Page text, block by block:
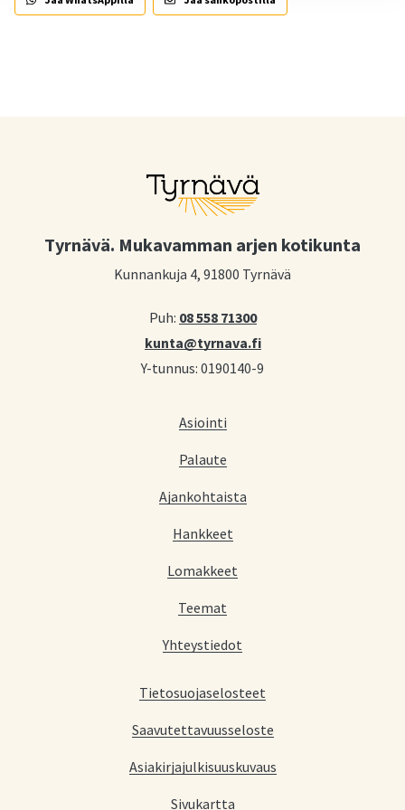
Tyrnävä. Mukavamman arjen kotikunta
Kunnankuja 4, 91800 Tyrnävä
Puh: 08 558 71300
kunta@tyrnava.fi
Y-tunnus: 0190140-9
Asiointi
Palaute
Ajankohtaista
Hankkeet
Lomakkeet
Teemat
Yhteystiedot
Tietosuojaselosteet
Saavutettavuusseloste
Asiakirjajulkisuuskuvaus
Sivukartta